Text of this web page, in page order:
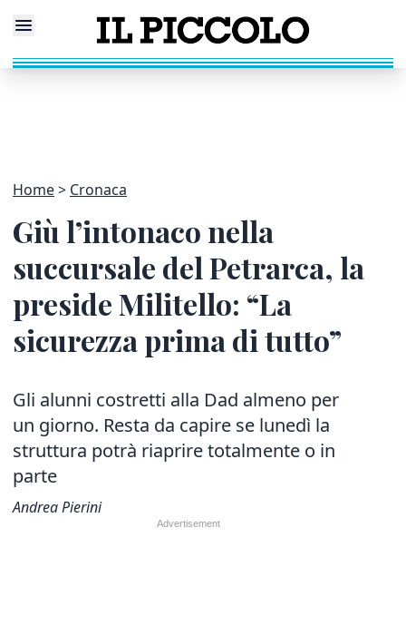
Home Cronaca
Giù l’intonaco nella
succursale del Petrarca, la
preside Militello: “La
sicurezza prima di tutto”
Gli alunni costretti alla Dad almeno per
un giorno. Resta da capire se lunedì la
struttura potrà riaprire totalmente o in
parte
Andrea Pierini